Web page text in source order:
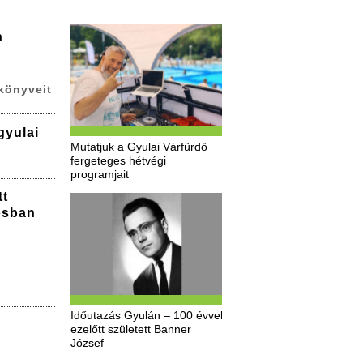
Mutatjuk a Gyulai Várfürdő
fergeteges hétvégi
programjait
Időutazás Gyulán – 100 évvel
ezelőtt született Banner
József